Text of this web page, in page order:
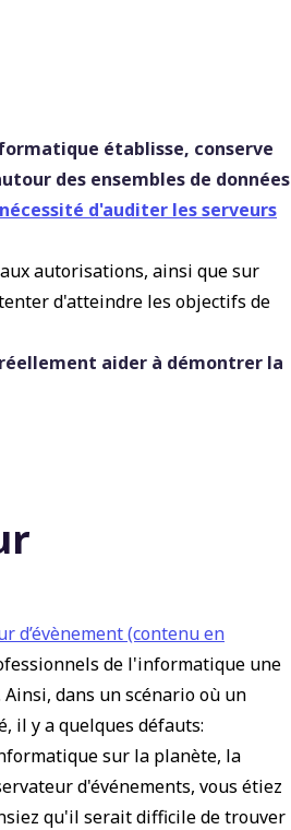
établisse, conserve
des ensembles de données
d'auditer les serveurs
autorisations, ainsi que sur
d'atteindre les objectifs de
aider à démontrer la
d’évènement (contenu en
de l'informatique une
dans un scénario où un
il y a quelques défauts:
sur la planète, la
d'événements, vous étiez
qu'il serait difficile de trouver